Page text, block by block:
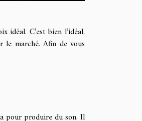
idéal. C’est bien l’idéal,
le marché. Afin de vous
pour produire du son. Il